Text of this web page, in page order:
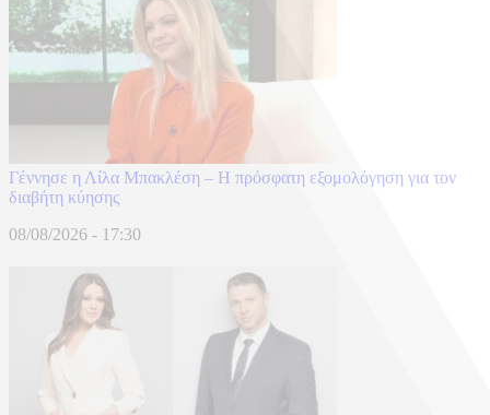
Γέννησε η Λίλα Μπακλέση – Η πρόσφατη εξομολόγηση για τον
διαβήτη κύησης
08/08/2026 - 17:30